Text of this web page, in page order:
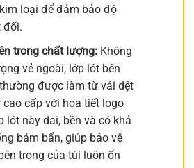
loại để đảm bảo độ
đối.
trong chất lượng:Không
vẻ ngoài, lớp lót bên
được làm từ vải dệt
cao cấp với họa tiết logo
lót này dai, bền và có khả
bám bẩn, giúp bảo vệ
trong của túi luôn ổn